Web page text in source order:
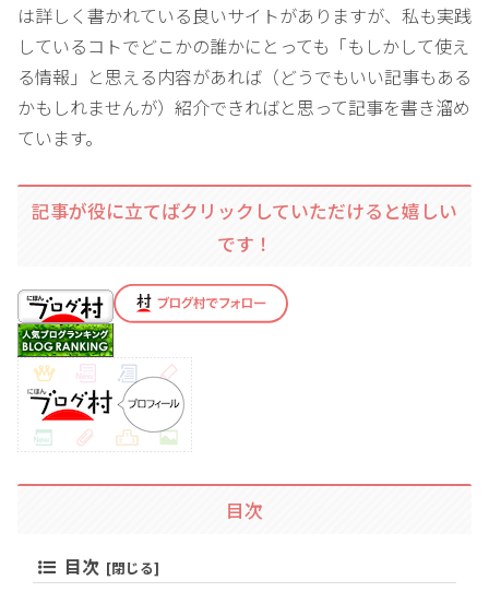
は詳しく書かれている良いサイトがありますが、私も実践
しているコトでどこかの誰かにとっても「もしかして使え
る情報」と思える内容があれば（どうでもいい記事もある
かもしれませんが）紹介できればと思って記事を書き溜め
ています。
記事が役に立てばクリックしていただけると嬉しい
です！
目次
目次